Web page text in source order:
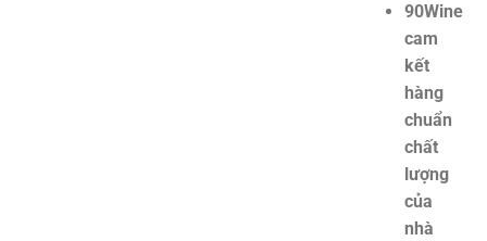
90Wine
cam
kết
hàng
chuẩn
chất
lượng
của
nhà